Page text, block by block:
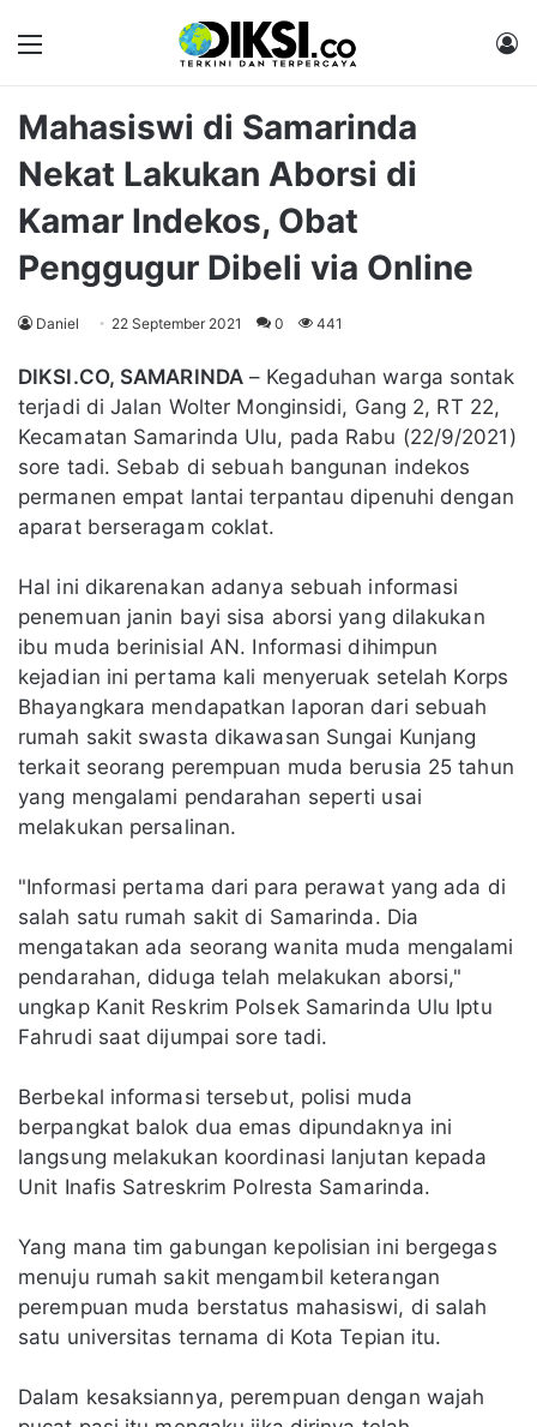
Mahasiswi di Samarinda
Nekat Lakukan Aborsi di
Kamar Indekos, Obat
Penggugur Dibeli via Online
Daniel 22 September 2021 0 441
DIKSI.CO, SAMARINDA– Kegaduhan warga sontak
terjadi di Jalan Wolter Monginsidi, Gang 2, RT 22,
Kecamatan Samarinda Ulu, pada Rabu (22/9/2021)
sore tadi. Sebab di sebuah bangunan indekos
permanen empat lantai terpantau dipenuhi dengan
aparat berseragam coklat.
Hal ini dikarenakan adanya sebuah informasi
penemuan janin bayi sisa aborsi yang dilakukan
ibu muda berinisial AN. Informasi dihimpun
kejadian ini pertama kali menyeruak setelah Korps
Bhayangkara mendapatkan laporan dari sebuah
rumah sakit swasta dikawasan Sungai Kunjang
terkait seorang perempuan muda berusia 25 tahun
yang mengalami pendarahan seperti usai
melakukan persalinan.
"Informasi pertama dari para perawat yang ada di
salah satu rumah sakit di Samarinda. Dia
mengatakan ada seorang wanita muda mengalami
pendarahan, diduga telah melakukan aborsi,"
ungkap Kanit Reskrim Polsek Samarinda Ulu Iptu
Fahrudi saat dijumpai sore tadi.
Berbekal informasi tersebut, polisi muda
berpangkat balok dua emas dipundaknya ini
langsung melakukan koordinasi lanjutan kepada
Unit Inafis Satreskrim Polresta Samarinda.
Yang mana tim gabungan kepolisian ini bergegas
menuju rumah sakit mengambil keterangan
perempuan muda berstatus mahasiswi, di salah
satu universitas ternama di Kota Tepian itu.
Dalam kesaksiannya, perempuan dengan wajah